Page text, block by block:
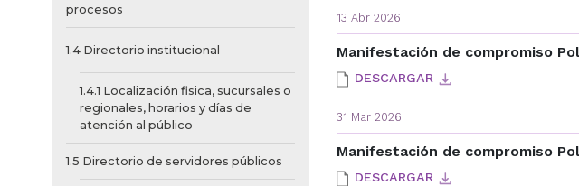
procesos
1.4 Directorio institucional
1.4.1 Localización fisica, sucursales o
regionales, horarios y días de
atención al público
1.5 Directorio de servidores públicos
13 Abr 2026
Manifestación de compromiso
DESCARGAR
31 Mar 2026
Manifestación de compromiso
DESCARGAR